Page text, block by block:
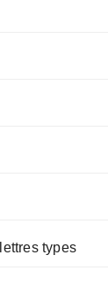
types